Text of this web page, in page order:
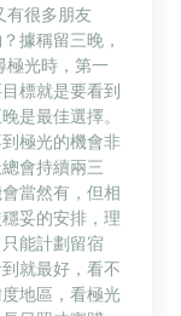
有很多朋友
據稱留三晚，
極光時，第一
標就是要看到
是最佳選擇。
極光的機會非
會持續兩三
當然有，但相
妥的安排，理
能計劃留宿
就最好，看不
地區，看極光